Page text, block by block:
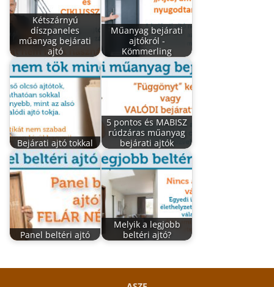
Kétszárnyú
díszpaneles
műanyag bejárati
ajtó
Műanyag bejárati
ajtókról -
Kömmerling
Bejárati ajtó tokkal
5 pontos és MABISZ
rúdzáras műanyag
bejárati ajtók
Panel beltéri ajtó
Melyik a legjobb
beltéri ajtó?